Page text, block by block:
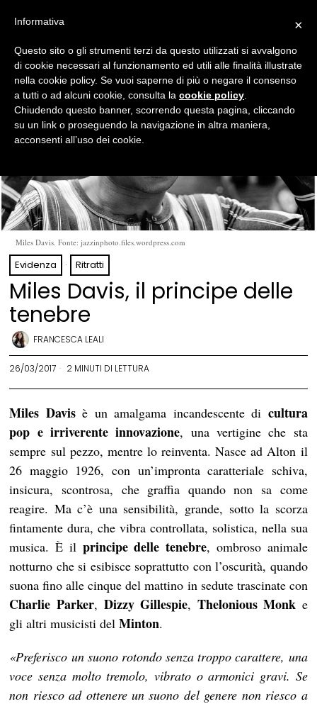
Miles Davis. Fonte: jazzinphoto.files.wordpress.com
Evidenza · Ritratti
Miles Davis, il principe delle
tenebre
FRANCESCA LEALI
26/03/2017 2 MINUTI DI LETTURA
Miles Davisè un amalgama incandescente di cultura
pop e irriverente innovazione, una vertigine che sta
sempre sul pezzo, mentre lo reinventa. Nasce ad Alton il
26 maggio 1926, con un’impronta caratteriale schiva,
insicura, scontrosa, che graffia quando non sa come
reagire. Ma c’è una sensibilità, grande, sotto la scorza
fintamente dura, che vibra controllata, solistica, nella sua
musica. È il principe delle tenebre, ombroso animale
notturno che si esibisce soprattutto con l’oscurità, quando
suona fino alle cinque del mattino in sedute trascinate con
Charlie Parker, Dizzy Gillespie, Thelonious Monk e
gli altri musicisti delMinton.
«Preferisco un suono rotondo senza troppo carattere, una
voce senza molto tremolo, vibrato o armonici gravi. Se
non riesco ad ottenere un suono del genere non riesco a
×
Informativa
Questo sito o gli strumenti terzi da questo utilizzati si avvalgono
di cookie necessari al funzionamento ed utili alle finalità illustrate
nella cookie policy. Se vuoi saperne di più o negare il consenso
a tutti o ad alcuni cookie, consulta la cookie policy
Chiudendo questo banner, scorrendo questa pagina, cliccando
su un link o proseguendo la navigazione in altra maniera,
acconsenti all’uso dei cookie.